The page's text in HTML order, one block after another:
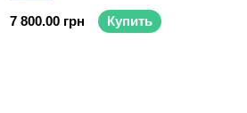
7 800.00 грн
Купить